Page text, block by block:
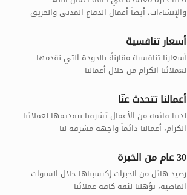
والإنشاءات، أيضاً أعمال الدفاع المدنى والحريق
أسعار تنافسية
أسعارنا تنافسية مقارنةً بالجودة التي نقدمها
لعملائنا الكرام من خلال أعمالنا
أعمالنا تتحدث عنّا
لدينا قائمة من الأعمال تَشرفنا بتقديمها لعملائنا
الكرام، أعمالنا دائماً واجهة مشرفة لنا
30 عام من الخبرة
رصيد هائل من الخبرات إكتسبناها خلال السنوات
الماضية، تؤهلنا لثقة كافة عملائنا